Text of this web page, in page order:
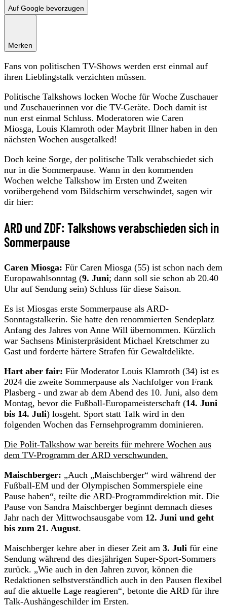
Auf Google bevorzugen
Merken
Fans von politischen TV-Shows werden erst einmal auf
ihren Lieblingstalk verzichten müssen.
Politische Talkshows locken Woche für Woche Zuschauer
und Zuschauerinnen vor die TV-Geräte. Doch damit ist
nun erst einmal Schluss. Moderatoren wie Caren
Miosga, Louis Klamroth oder Maybrit Illner haben in den
nächsten Wochen ausgetalked!
Doch keine Sorge, der politische Talk verabschiedet sich
nur in die Sommerpause. Wann in den kommenden
Wochen welche Talkshow im Ersten und Zweiten
vorübergehend vom Bildschirm verschwindet, sagen wir
dir hier:
ARD und ZDF: Talkshows verabschieden sich in
Sommerpause
Caren Miosga: Für Caren Miosga (55) ist schon nach dem
Europawahlsonntag (9. Juni; dann soll sie schon ab 20.40
Uhr auf Sendung sein) Schluss für diese Saison.
Es ist Miosgas erste Sommerpause als ARD-
Sonntagstalkerin. Sie hatte den renommierten Sendeplatz
Anfang des Jahres von Anne Will übernommen. Kürzlich
war Sachsens Ministerpräsident Michael Kretschmer zu
Gast und forderte härtere Strafen für Gewaltdelikte.
Hart aber fair: Für Moderator Louis Klamroth (34) ist es
2024 die zweite Sommerpause als Nachfolger von Frank
Plasberg - und zwar ab dem Abend des 10. Juni, also dem
Montag, bevor die Fußball-Europameisterschaft (14. Juni
bis 14. Juli) losgeht. Sport statt Talk wird in den
folgenden Wochen das Fernsehprogramm dominieren.
Die Polit-Talkshow war bereits für mehrere Wochen aus
dem TV-Programm der ARD verschwunden.
Maischberger: „Auch „Maischberger“ wird während der
Fußball-EM und der Olympischen Sommerspiele eine
Pause haben“, teilte die ARD-Programmdirektion mit. Die
Pause von Sandra Maischberger beginnt demnach dieses
Jahr nach der Mittwochsausgabe vom 12. Juni und geht
bis zum 21. August.
Maischberger kehre aber in dieser Zeit am 3. Juli für eine
Sendung während des diesjährigen Super-Sport-Sommers
zurück. „Wie auch in den Jahren zuvor, können die
Redaktionen selbstverständlich auch in den Pausen flexibel
auf die aktuelle Lage reagieren“, betonte die ARD für ihre
Talk-Aushängeschilder im Ersten.